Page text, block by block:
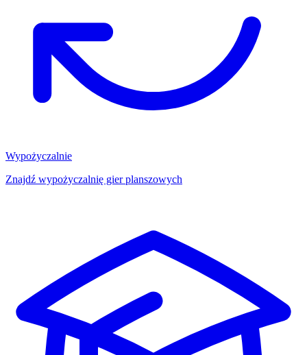
Wypożyczalnie
Znajdź wypożyczalnię gier planszowych